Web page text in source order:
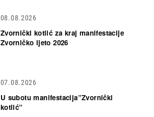
08.08.2026
Zvornički kotlić za kraj manifestacije
Zvorničko ljeto 2026
07.08.2026
U subotu manifestacija”Zvornički
kotlić”